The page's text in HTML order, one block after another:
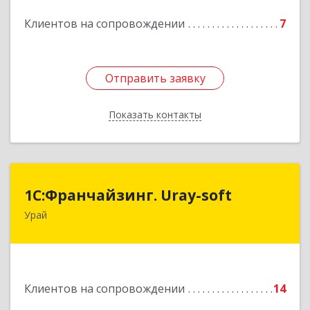
Клиентов на сопровождении 7
Отправить заявку
Показать контакты
Отправить заявку
Назад
1С:Франчайзинг. Uray-soft
Урай
Клиентов на сопровождении 14
1С:Франчайзинг. Uray-soft
628284, Ханты-Мансийский Автономный округ